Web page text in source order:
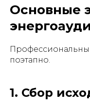
Основные
поэтапно.
1. Сбор